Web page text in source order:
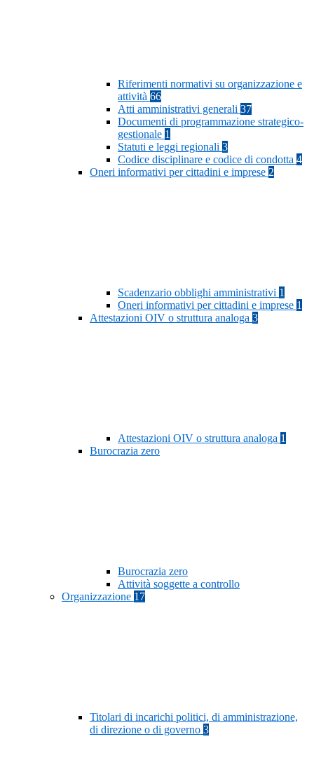
Riferimenti normativi su organizzazione e
attività 66
Atti amministrativi generali 37
Documenti di programmazione strategico-
gestionale 1
Statuti e leggi regionali 3
Codice disciplinare e codice di condotta 4
Oneri informativi per cittadini e imprese 2
Scadenzario obblighi amministrativi 1
Oneri informativi per cittadini e imprese 1
Attestazioni OIV o struttura analoga 3
Attestazioni OIV o struttura analoga 1
Burocrazia zero
Burocrazia zero
Attività soggette a controllo
Organizzazione 17
Titolari di incarichi politici, di amministrazione,
di direzione o di governo 3